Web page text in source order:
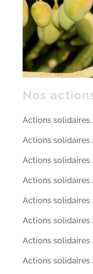
Nos
Actions solidaires
Actions solidaires
Actions solidaires
Actions solidaires
Actions solidaires
Actions solidaires
Actions solidaires
Actions solidaires